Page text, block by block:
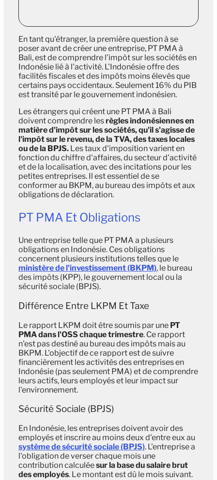
En tant qu'étranger, la première question à se
poser avant de créer une entreprise, PT PMA à
Bali, est de comprendre l'impôt sur les sociétés en
Indonésie lié à l'activité. L'Indonésie offre des
facilités fiscales et des impôts moins élevés que
certains pays occidentaux. Seulement 16% du PIB
est transité par le gouvernement indonésien.
Les étrangers qui créent une PT PMA à Bali
doivent comprendre les règles indonésiennes en
matière d'impôt sur les sociétés, qu'il s'agisse de
l'impôt sur le revenu, de la TVA, des taxes locales
ou de la BPJS. Les taux d'imposition varient en
fonction du chiffre d'affaires, du secteur d'activité
et de la localisation, avec des incitations pour les
petites entreprises. Il est essentiel de se
conformer au BKPM, au bureau des impôts et aux
obligations de déclaration.
PT PMA Et Obligations
Une entreprise telle que PT PMA a plusieurs
obligations en Indonésie. Ces obligations
concernent plusieurs institutions telles que le
ministère de l'investissement (BKPM), le bureau
des impôts (KPP), le gouvernement local ou la
sécurité sociale (BPJS).
Différence Entre LKPM Et Taxe
Le rapport LKPM doit être soumis par une PT
PMA dans l'OSS chaque trimestre. Ce rapport
n'est pas destiné au bureau des impôts mais au
BKPM. L'objectif de ce rapport est de suivre
financièrement les activités des entreprises en
Indonésie (pas seulement PMA) et de comprendre
leurs actifs, leurs employés et leur impact sur
l'environnement.
Sécurité Sociale (BPJS)
En Indonésie, les entreprises doivent avoir des
employés et inscrire au moins deux d'entre eux au
système de sécurité sociale (BPJS). L'entreprise a
l'obligation de verser chaque mois une
contribution calculéesur la base du salaire brut
des employés. Le montant est dû le mois suivant.